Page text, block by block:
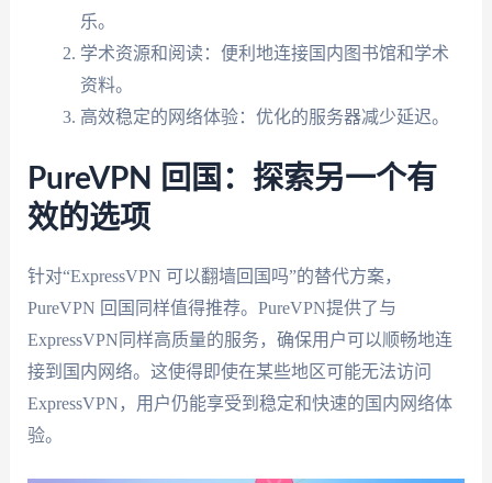
乐。
学术资源和阅读：便利地连接国内图书馆和学术
资料。
高效稳定的网络体验：优化的服务器减少延迟。
PureVPN 回国：探索另一个有
效的选项
针对“ExpressVPN 可以翻墙回国吗”的替代方案，
PureVPN 回国同样值得推荐。PureVPN提供了与
ExpressVPN同样高质量的服务，确保用户可以顺畅地连
接到国内网络。这使得即使在某些地区可能无法访问
ExpressVPN，用户仍能享受到稳定和快速的国内网络体
验。